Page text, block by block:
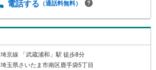
電話する （通話料無料）
埼京線 「武蔵浦和」駅 徒歩8分
埼玉県さいたま市南区鹿手袋5丁目